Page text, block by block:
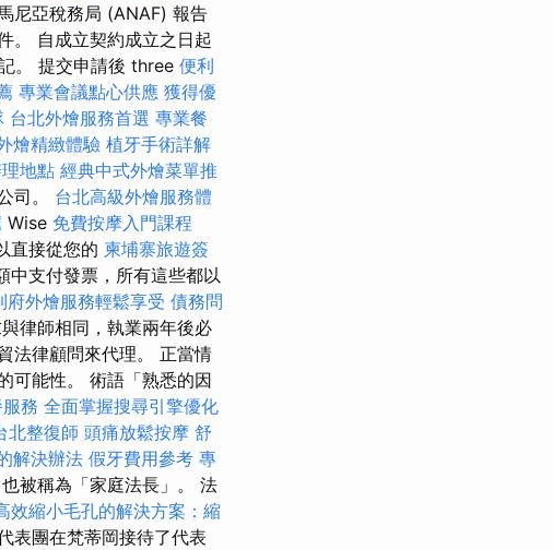
尼亞稅務局 (ANAF) 報告
。 自成立契約成立之日起
。 提交申請後 three 便利
專業會議點心供應 獲得優
台北外燴服務首選 專業餐
燴精緻體驗 植牙手術詳解
地點 經典中式外燴菜單推
司。 台北高級外燴服務體
Wise 免費按摩入門課程
直接從您的 柬埔寨旅遊簽
中支付發票，所有這些都以
府外燴服務輕鬆享受 債務問
律師相同，執業兩年後必
法律顧問來代理。 正當情
可能性。 術語「熟悉的因
務 全面掌握搜尋引擎優化
北整復師 頭痛放鬆按摩 舒
解決辦法 假牙費用參考 專
被稱為「家庭法長」。 法
效縮小毛孔的解決方案：縮
表團在梵蒂岡接待了代表